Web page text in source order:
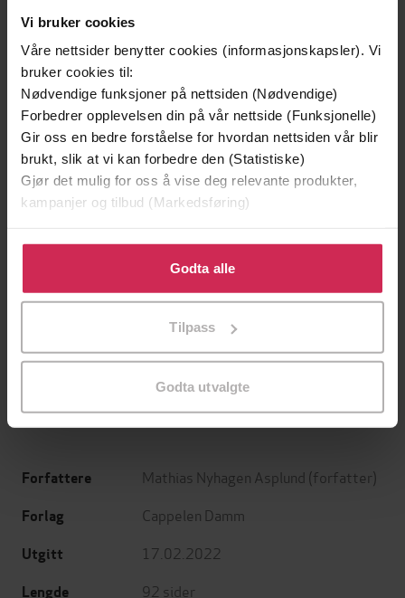
Vi bruker cookies
Våre nettsider benytter cookies (informasjonskapsler). Vi
bruker cookies til:
Nødvendige funksjoner på nettsiden (Nødvendige)
Forbedrer opplevelsen din på vår nettside (Funksjonelle)
Gir oss en bedre forståelse for hvordan nettsiden vår blir
brukt, slik at vi kan forbedre den (Statistiske)
Gjør det mulig for oss å vise deg relevante produkter,
kampanjer og tilbud (Markedsføring)
Klikk på «Godta alle» for å gi oss ditt samtykke til å
bruke cookies for alle disse formålene. Du kan også
tilpasse ditt samtykke til spesifikke formål ved å klikke
Godta alle
Tilpass
Godta utvalgte
Vinner av Rivertonprisen
Jo Nesbø
Første gang på tilbud
Jørn Lier Horst
Forfattere Mathias Nyhagen Asplund (forfatter)
Forlag Cappelen Damm
Utgitt 17.02.2022
Lengde 92 sider